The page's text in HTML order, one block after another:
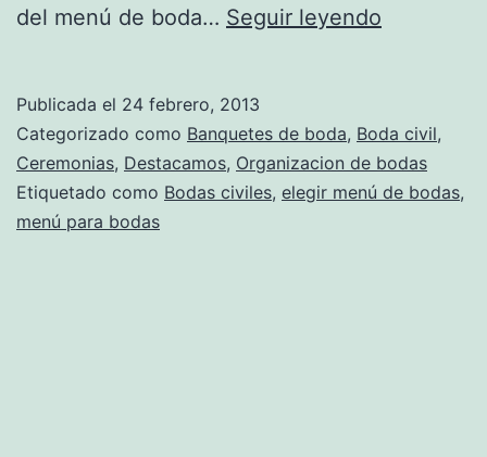
del menú de boda… Seguir leyendo
el
menú
de
Publicada el 24 febrero, 2013
Categorizado como Banquetes de boda, Boda civil,
Ceremonias, Destacamos, Organizacion de bodas
Etiquetado como Bodas civiles, elegir menú de bodas,
menú para bodas